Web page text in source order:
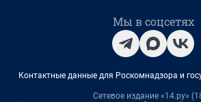
Мы в соцсетях
Контактные данные для Роскомнадзора и
Сетевое издание «14.ру»